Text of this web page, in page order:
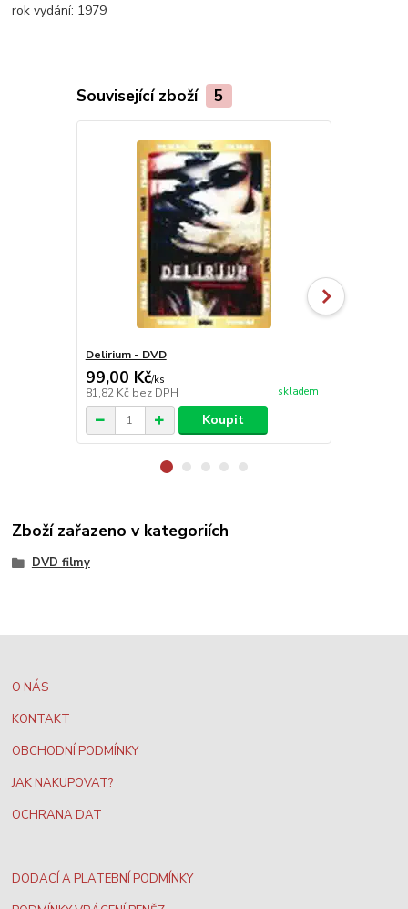
rok vydání: 1979
Související zboží 5
Delirium - DVD
99,00 Kč/ks
81,82 Kč bez DPH skladem
Koupit
Zboží zařazeno v kategoriích
DVD filmy
O NÁS
KONTAKT
OBCHODNÍ PODMÍNKY
JAK NAKUPOVAT?
OCHRANA DAT
DODACÍ A PLATEBNÍ PODMÍNKY